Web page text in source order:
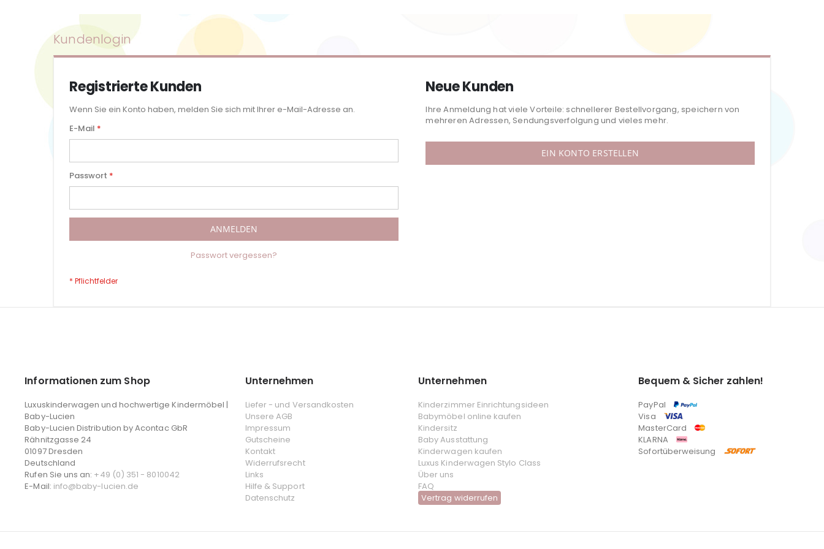
Kundenlogin
Registrierte Kunden
Wenn Sie ein Konto haben, melden Sie sich mit Ihrer e-Mail-Adresse an.
E-Mail
Passwort
ANMELDEN
Passwort vergessen?
Neue Kunden
Ihre Anmeldung hat viele Vorteile: schnellerer Bestellvorgang, speichern von
mehreren Adressen, Sendungsverfolgung und vieles mehr.
EIN KONTO ERSTELLEN
Informationen zum Shop
Luxuskinderwagen und hochwertige Kindermöbel |
Baby-Lucien
Baby-Lucien Distribution by Acontac GbR
Rähnitzgasse 24
01097 Dresden
Deutschland
Rufen Sie uns an: +49 (0) 351 - 8010042
E-Mail: info@baby-lucien.de
Unternehmen
Liefer - und Versandkosten
Unsere AGB
Impressum
Gutscheine
Kontakt
Widerrufsrecht
Links
Hilfe & Support
Datenschutz
Unternehmen
Kinderzimmer Einrichtungsideen
Babymöbel online kaufen
Kindersitz
Baby Ausstattung
Kinderwagen kaufen
Luxus Kinderwagen Stylo Class
Über uns
FAQ
Vertrag widerrufen
Bequem & Sicher zahlen!
PayPal
Visa
MasterCard
KLARNA
Sofortüberweisung